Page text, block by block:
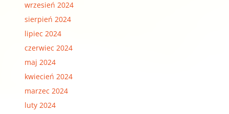
wrzesień 2024
sierpień 2024
lipiec 2024
czerwiec 2024
maj 2024
kwiecień 2024
marzec 2024
luty 2024